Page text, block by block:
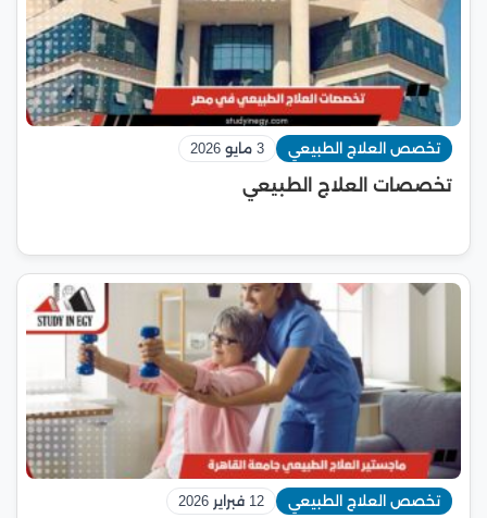
تخصص العلاج الطبيعي 3 مايو 2026
تخصصات العلاج الطبيعي
تخصص العلاج الطبيعي 12 فبراير 2026